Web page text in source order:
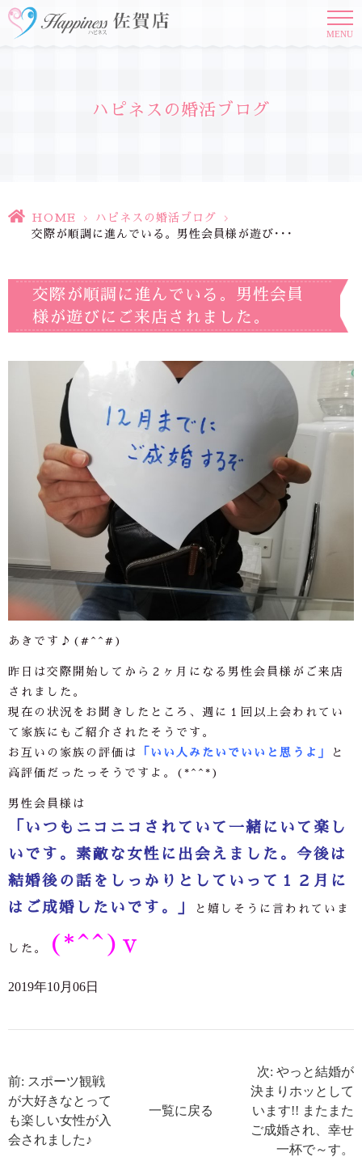
MENU
ハピネスの婚活ブログ
HOME > ハピネスの婚活ブログ
>
交際が順調に進んでいる。男性会員様が遊び･･･
交際が順調に進んでいる。男性会員
様が遊びにご来店されました。
あきです♪(#^^#)
昨日は交際開始してから２ヶ月になる男性会員様がご来店
されました。
現在の状況をお聞きしたところ、週に１回以上会われてい
て家族にもご紹介されたそうです。
お互いの家族の評価は
「いい人みたいでいいと思うよ」
と
高評価だったっそうですよ。(*^^*)
男性会員様は
「いつもニコニコされていて一緒にいて楽し
いです。素敵な女性に出会えました。今後は
結婚後の話をしっかりとしていって１２月に
はご成婚したいです。」
と嬉しそうに言われていま
した。 (*^^)v
2019年10月06日
前: スポーツ観戦
が大好きなとって
も楽しい女性が入
会されました♪
一覧に戻る
次: やっと結婚が
決まりホッとして
います!! またまた
ご成婚され、幸せ
一杯で～す。